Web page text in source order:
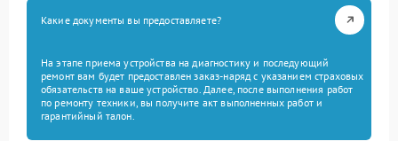
Какие документы вы предоставляете?
На этапе приема устройства на диагностику и последующий
ремонт вам будет предоставлен заказ-наряд с указанием страховых
обязательств на ваше устройство. Далее, после выполнения работ
по ремонту техники, вы получите акт выполненных работ и
гарантийный талон.